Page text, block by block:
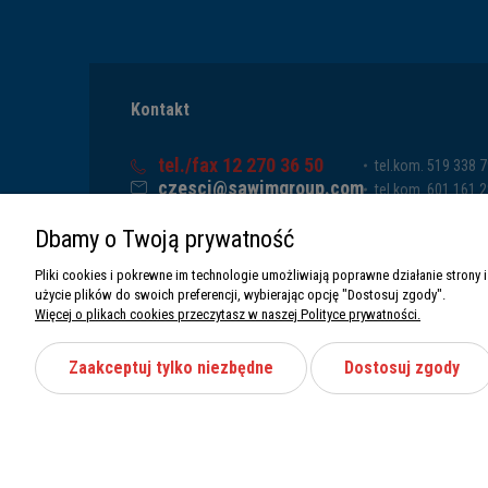
Kontakt
tel./fax 12 270 36 50
czesci@sawimgroup.com
32-080 Zabierzów
NIP: 5130284470
REGON: 5246591010
tel.kom. 519 338
tel.kom. 601 161
Dbamy o Twoją prywatność
Pliki cookies i pokrewne im technologie umożliwiają poprawne działanie
użycie plików do swoich preferencji, wybierając opcję "Dostosuj zgody".
Więcej o plikach cookies przeczytasz w naszej Polityce prywatności.
Zaakceptuj tylko niezbędne Dostosuj zgody